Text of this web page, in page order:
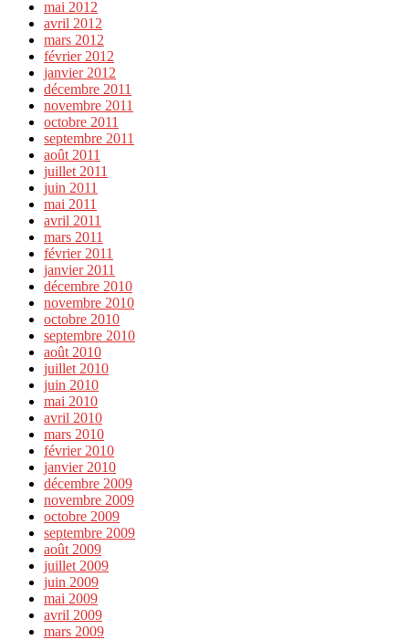
mai 2012
avril 2012
mars 2012
février 2012
janvier 2012
décembre 2011
novembre 2011
octobre 2011
septembre 2011
août 2011
juillet 2011
juin 2011
mai 2011
avril 2011
mars 2011
février 2011
janvier 2011
décembre 2010
novembre 2010
octobre 2010
septembre 2010
août 2010
juillet 2010
juin 2010
mai 2010
avril 2010
mars 2010
février 2010
janvier 2010
décembre 2009
novembre 2009
octobre 2009
septembre 2009
août 2009
juillet 2009
juin 2009
mai 2009
avril 2009
mars 2009